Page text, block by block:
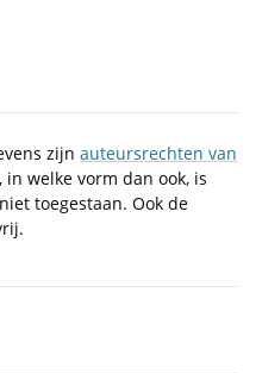
zijn auteursrechten van
welke vorm dan ook, is
toegestaan. Ook de